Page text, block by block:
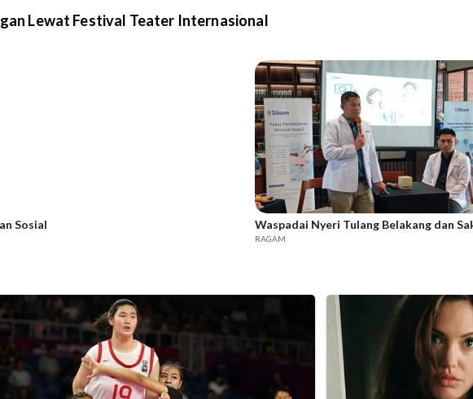
Lewat Festival Teater Internasional
Sosial Waspadai Nyeri Tulang Belakang dan
RAGAM